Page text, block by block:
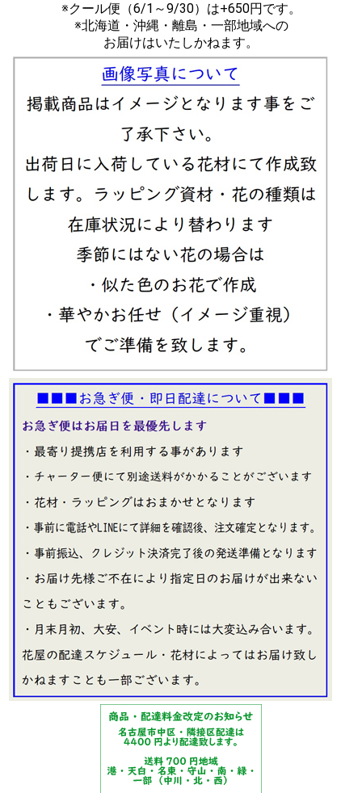
※クール便（6/1～9/30）は+650円です。
※北海道・沖縄・離島・一部地域への
お届けはいたしかねます。